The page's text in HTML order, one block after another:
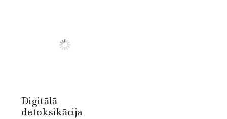
Digitālā
detoksikācija